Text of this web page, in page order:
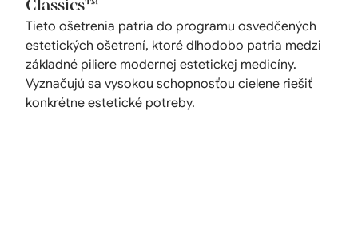
Classics™
Tieto ošetrenia patria do programu osvedčených
estetických ošetrení, ktoré dlhodobo patria medzi
základné piliere modernej estetickej medicíny.
Vyznačujú sa vysokou schopnosťou cielene riešiť
konkrétne estetické potreby.